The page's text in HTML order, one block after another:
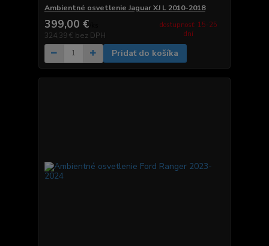
Ambientné osvetlenie Jaguar XJ L 2010-2018
399,00 €
324,39 € bez DPH
dostupnosť: 15-25
dní
Pridať do košíka